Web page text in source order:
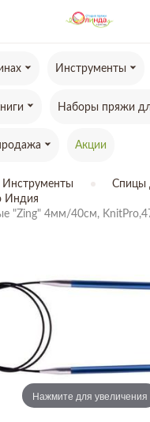
Инструменты
Наборы пряжи
Акции
Инструменты
Спицы
Индия
"Zing" 4мм/40см,
Нажмите для увеличения